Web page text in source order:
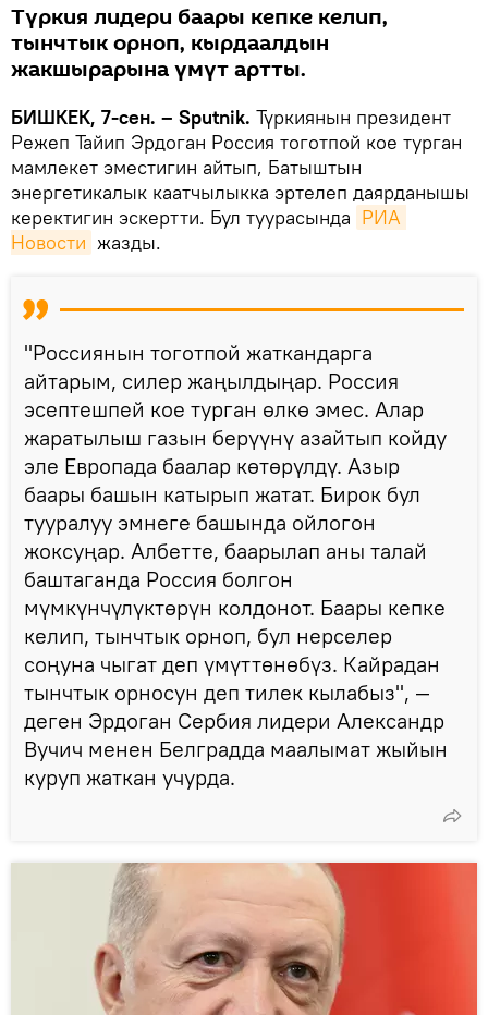
Түркия лидери баары кепке келип,
тынчтык орноп, кырдаалдын
жакшырарына үмүт артты.
БИШКЕК, 7-сен. – Sputnik. Түркиянын президент
Режеп Тайип Эрдоган Россия тоготпой кое турган
мамлекет эместигин айтып, Батыштын
энергетикалык каатчылыкка эртелеп даярданышы
керектигин эскертти. Бул туурасында РИА
Новости жазды.
"Россиянын тоготпой жаткандарга
айтарым, силер жаңылдыңар. Россия
эсептешпей кое турган өлкө эмес. Алар
жаратылыш газын берүүнү азайтып койду
эле Европада баалар көтөрүлдү. Азыр
баары башын катырып жатат. Бирок бул
тууралуу эмнеге башында ойлогон
жоксуңар. Албетте, баарылап аны талай
баштаганда Россия болгон
мүмкүнчүлүктөрүн колдонот. Баары кепке
келип, тынчтык орноп, бул нерселер
соңуна чыгат деп үмүттөнөбүз. Кайрадан
тынчтык орносун деп тилек кылабыз", —
деген Эрдоган Сербия лидери Александр
Вучич менен Белградда маалымат жыйын
куруп жаткан учурда.